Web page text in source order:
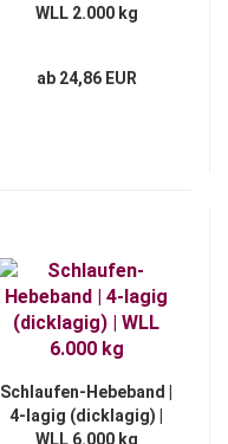
WLL 2.000 kg
ab 24,86 EUR
Schlaufen-Hebeband |
4-lagig (dicklagig) |
WLL 6.000 kg